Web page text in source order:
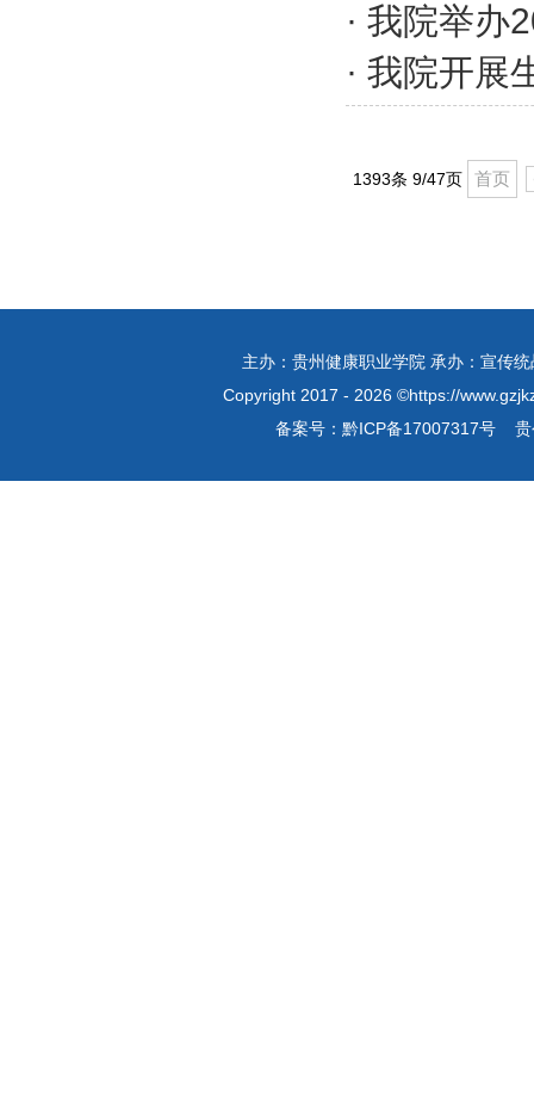
· 我院举办
· 我院开展
1393条 9/47页 首页
主办：贵州健康职业学院 承办：宣传
Copyright 2017 - 2026 ©https://
备案号： 黔ICP备17007317号贵